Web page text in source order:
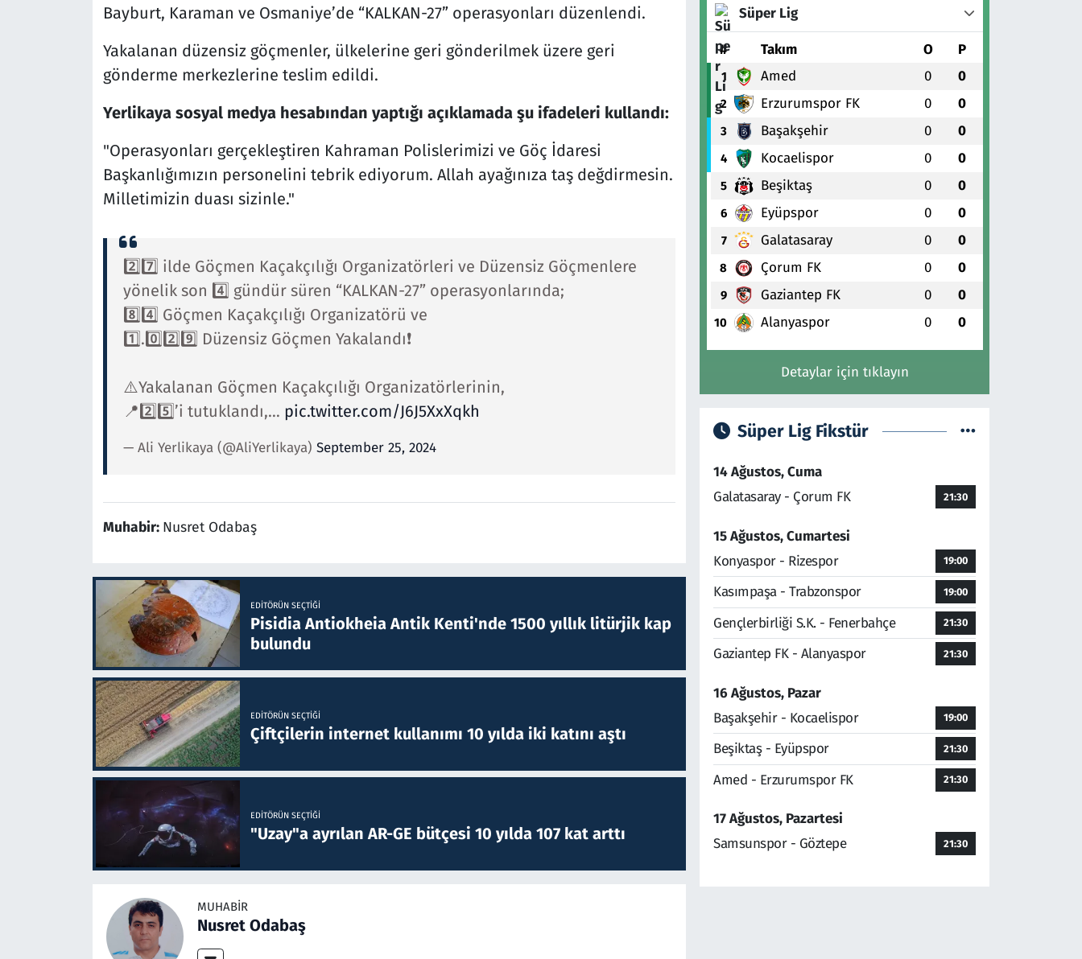
Bayburt, Karaman ve Osmaniye’de “KALKAN-27” operasyonları düzenlendi.
Yakalanan düzensiz göçmenler, ülkelerine geri gönderilmek üzere geri
gönderme merkezlerine teslim edildi.
Yerlikaya sosyal medya hesabından yaptığı açıklamada şu ifadeleri kullandı:
"Operasyonları gerçekleştiren Kahraman Polislerimizi ve Göç İdaresi
Başkanlığımızın personelini tebrik ediyorum. Allah ayağınıza taş değdirmesin.
Milletimizin duası sizinle."
2️⃣7️⃣ ilde Göçmen Kaçakçılığı Organizatörleri ve Düzensiz Göçmenlere
yönelik son 4️⃣ gündür süren “KALKAN-27” operasyonlarında;
8️⃣4️⃣ Göçmen Kaçakçılığı Organizatörü ve
1️⃣.0️⃣2️⃣9️⃣ Düzensiz Göçmen Yakalandı❗️
⚠️Yakalanan Göçmen Kaçakçılığı Organizatörlerinin,
📍2️⃣5️⃣’i tutuklandı,… pic.twitter.com/J6J5XxXqkh
— Ali Yerlikaya (@AliYerlikaya) September 25, 2024
Muhabir: Nusret Odabaş
EDITÖRÜN SEÇTIĞI
Pisidia Antiokheia Antik Kenti'nde 1500 yıllık litürjik kap
bulundu
EDITÖRÜN SEÇTIĞI
Çiftçilerin internet kullanımı 10 yılda iki katını aştı
EDITÖRÜN SEÇTIĞI
"Uzay"a ayrılan AR-GE bütçesi 10 yılda 107 kat arttı
MUHABIR
Nusret Odabaş
Süper Lig
# Takım O P
1 Amed 0 0
2 Erzurumspor FK 0 0
3 Başakşehir 0 0
4 Kocaelispor 0 0
5 Beşiktaş 0 0
6 Eyüpspor 0 0
7 Galatasaray 0 0
8 Çorum FK 0 0
9 Gaziantep FK 0 0
10 Alanyaspor 0 0
Detaylar için tıklayın
Süper Lig Fikstür
14 Ağustos, Cuma
Galatasaray - Çorum FK
21:30
15 Ağustos, Cumartesi
Konyaspor - Rizespor
19:00
Kasımpaşa - Trabzonspor 19:00
Gençlerbirliği S.K. - Fenerbahçe 21:30
Gaziantep FK - Alanyaspor 21:30
16 Ağustos, Pazar
Başakşehir - Kocaelispor
19:00
Beşiktaş - Eyüpspor 21:30
Amed - Erzurumspor FK 21:30
17 Ağustos, Pazartesi
Samsunspor - Göztepe
21:30